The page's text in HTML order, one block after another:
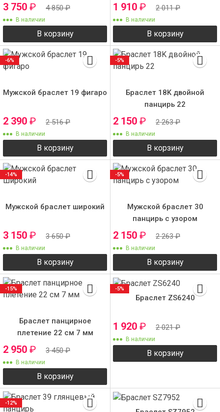
3 750 ₽ 4 850₽
В наличии
В корзину
1 910 ₽ 2 011₽
В наличии
В корзину
Мужской браслет 19 фигаро
2 390 ₽ 2 516₽
В наличии
В корзину
-6%
Браслет 18K двойной
панцирь 22
2 150 ₽ 2 263₽
В наличии
В корзину
-5%
Мужской браслет широкий
3 150 ₽ 3 650₽
В наличии
В корзину
-14%
Мужской браслет 30
панцирь с узором
2 150 ₽ 2 263₽
В наличии
В корзину
-5%
Браслет панцирное
плетение 22 см 7 мм
2 950 ₽ 3 450₽
В наличии
В корзину
-15%
Браслет ZS6240
1 920 ₽ 2 021₽
В наличии
В корзину
-5%
-12%